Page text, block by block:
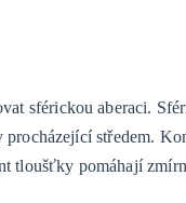
sférickou aberaci.
středem.
tloušťky pomáhají